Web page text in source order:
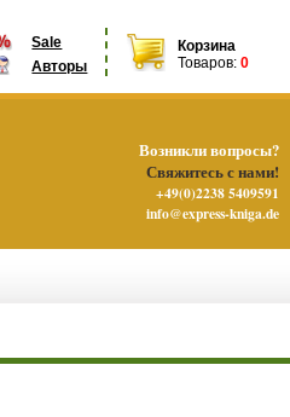
Sale
Авторы
Корзина
Товаров: 0
Возникли вопросы?
Свяжитесь с нами!
+49(0)2238 5409591
info@express-kniga.de